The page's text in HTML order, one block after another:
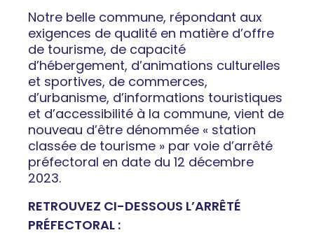
Notre belle commune, répondant aux
exigences de qualité en matière d’offre
de tourisme, de capacité
d’hébergement, d’animations culturelles
et sportives, de commerces,
d’urbanisme, d’informations touristiques
et d’accessibilité à la commune, vient de
nouveau d’être dénommée « station
classée de tourisme » par voie d’arrêté
préfectoral en date du 12 décembre
2023.
RETROUVEZ CI-DESSOUS L’ARRÊTÉ
PRÉFECTORAL :